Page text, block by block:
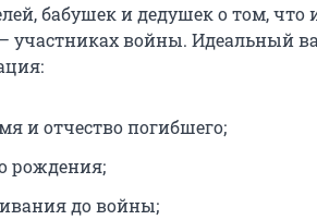
бабушек и дедушек о том, что
участниках войны. Идеальный
и отчество погибшего;
рождения;
до войны;